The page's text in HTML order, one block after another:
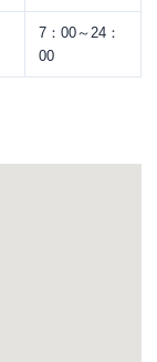
7：00～24：
00